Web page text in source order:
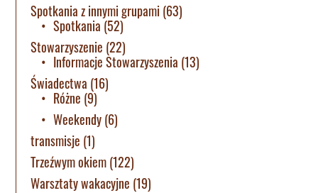
Spotkania z innymi grupami (63)
Spotkania (52)
Stowarzyszenie (22)
Informacje Stowarzyszenia (13)
Świadectwa (16)
Różne (9)
Weekendy(6)
transmisje (1)
Trzeźwym okiem(122)
Warsztaty wakacyjne (19)